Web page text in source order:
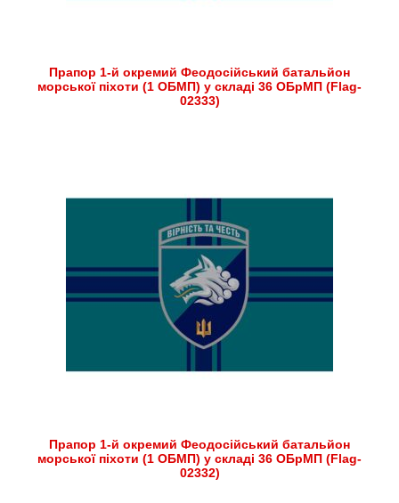
Прапор 1-й окремий Феодосійський батальйон
морської піхоти (1 ОБМП) у складі 36 ОБрМП (Flag-
02333)
Прапор 1-й окремий Феодосійський батальйон
морської піхоти (1 ОБМП) у складі 36 ОБрМП (Flag-
02332)